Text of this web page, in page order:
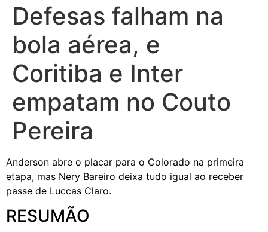
Defesas falham na
bola aérea, e
Coritiba e Inter
empatam no Couto
Pereira
Anderson abre o placar para o Colorado na primeira
etapa, mas Nery Bareiro deixa tudo igual ao receber
passe de Luccas Claro.
RESUMÃO